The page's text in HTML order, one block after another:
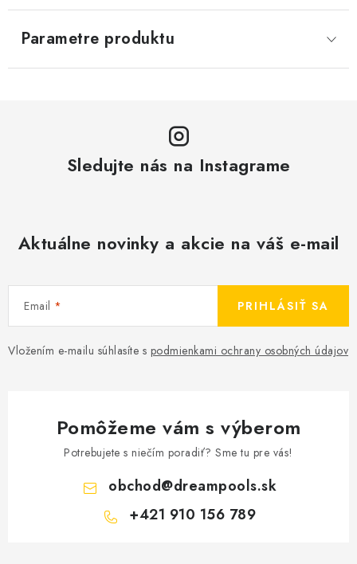
Parametre produktu
Sledujte nás na Instagrame
Aktuálne novinky a akcie na váš e-mail
Email
Vložením e-mailu súhlasíte s podmienkami ochrany osobných údajov
PRIHLÁSIŤ SA
Pomôžeme vám s výberom
Potrebujete s niečím poradiť? Sme tu pre vás!
obchod@dreampools.sk
+421 910 156 789